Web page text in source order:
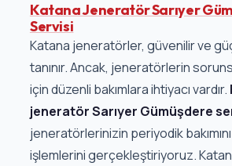
Katana Jeneratör Sarıyer
Servisi
Katana jeneratörler, güvenilir ve
tanınır. Ancak, jeneratörlerin
için düzenli bakımlara ihtiyacı vardır.
jeneratör Sarıyer Gümüşdere
jeneratörlerinizin periyodik
işlemlerini gerçekleştiriyoruz.